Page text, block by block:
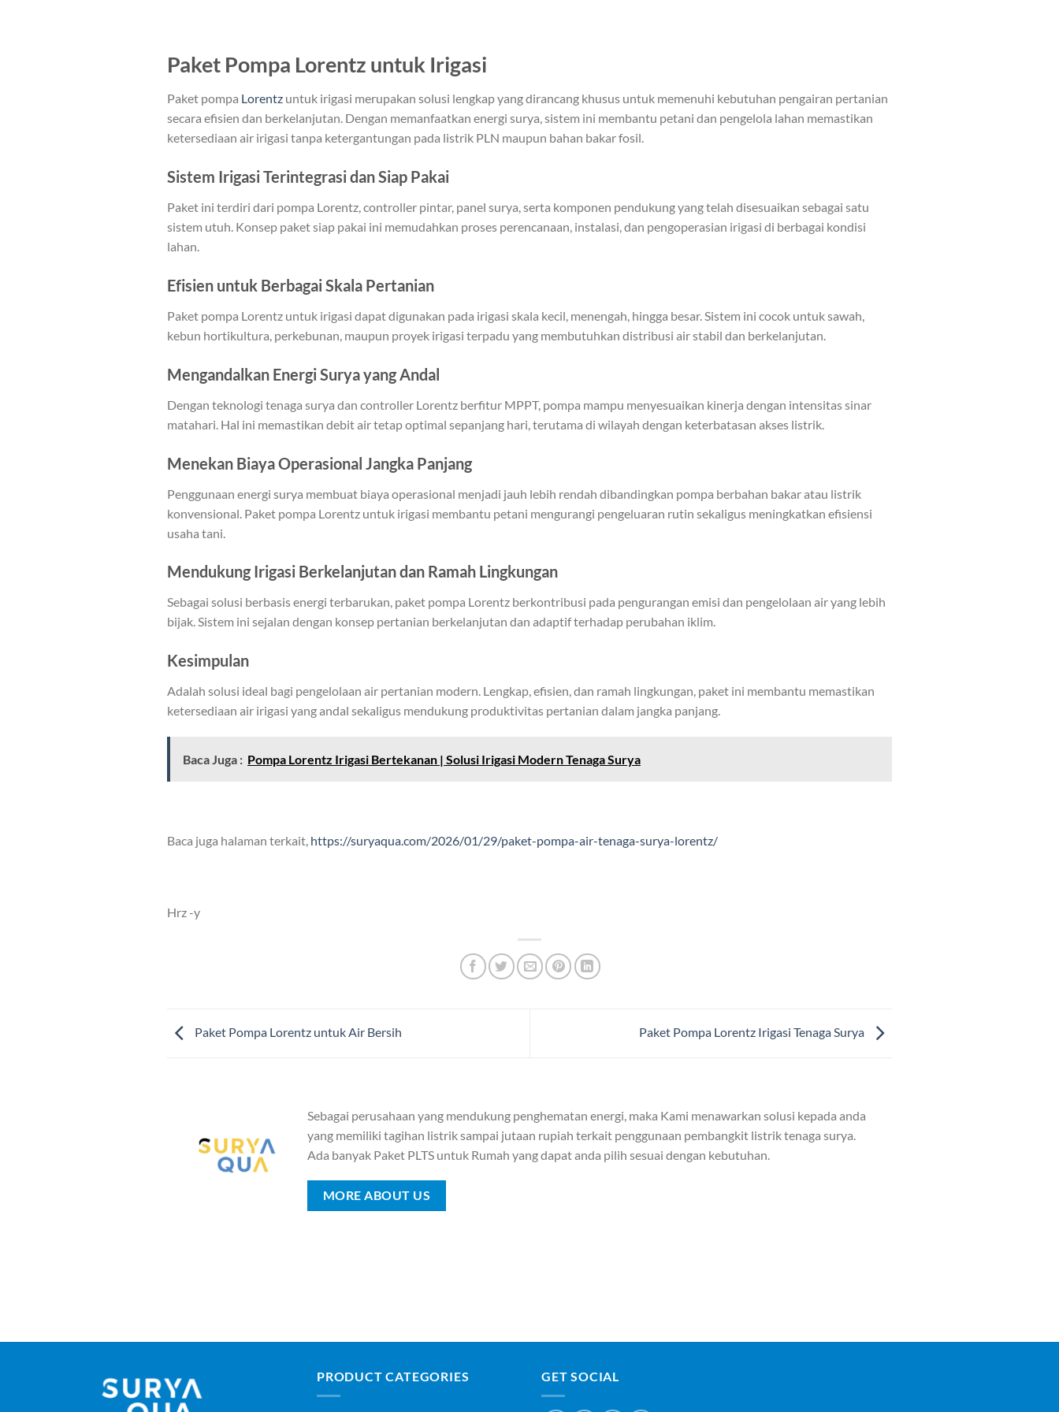
Paket Pompa Lorentz untuk Irigasi
Paket pompa Lorentz untuk irigasi merupakan solusi lengkap yang dirancang khusus untuk memenuhi kebutuhan pengairan pertanian
secara efisien dan berkelanjutan. Dengan memanfaatkan energi surya, sistem ini membantu petani dan pengelola lahan memastikan
ketersediaan air irigasi tanpa ketergantungan pada listrik PLN maupun bahan bakar fosil.
Sistem Irigasi Terintegrasi dan Siap Pakai
Paket ini terdiri dari pompa Lorentz, controller pintar, panel surya, serta komponen pendukung yang telah disesuaikan sebagai satu
sistem utuh. Konsep paket siap pakai ini memudahkan proses perencanaan, instalasi, dan pengoperasian irigasi di berbagai kondisi
lahan.
Efisien untuk Berbagai Skala Pertanian
Paket pompa Lorentz untuk irigasi dapat digunakan pada irigasi skala kecil, menengah, hingga besar. Sistem ini cocok untuk sawah,
kebun hortikultura, perkebunan, maupun proyek irigasi terpadu yang membutuhkan distribusi air stabil dan berkelanjutan.
Mengandalkan Energi Surya yang Andal
Dengan teknologi tenaga surya dan controller Lorentz berfitur MPPT, pompa mampu menyesuaikan kinerja dengan intensitas sinar
matahari. Hal ini memastikan debit air tetap optimal sepanjang hari, terutama di wilayah dengan keterbatasan akses listrik.
Menekan Biaya Operasional Jangka Panjang
Penggunaan energi surya membuat biaya operasional menjadi jauh lebih rendah dibandingkan pompa berbahan bakar atau listrik
konvensional. Paket pompa Lorentz untuk irigasi membantu petani mengurangi pengeluaran rutin sekaligus meningkatkan efisiensi
usaha tani.
Mendukung Irigasi Berkelanjutan dan Ramah Lingkungan
Sebagai solusi berbasis energi terbarukan, paket pompa Lorentz berkontribusi pada pengurangan emisi dan pengelolaan air yang lebih
bijak. Sistem ini sejalan dengan konsep pertanian berkelanjutan dan adaptif terhadap perubahan iklim.
Kesimpulan
Adalah solusi ideal bagi pengelolaan air pertanian modern. Lengkap, efisien, dan ramah lingkungan, paket ini membantu memastikan
ketersediaan air irigasi yang andal sekaligus mendukung produktivitas pertanian dalam jangka panjang.
Baca Juga : Pompa Lorentz Irigasi Bertekanan | Solusi Irigasi Modern Tenaga Surya
Baca juga halaman terkait, https://suryaqua.com/2026/01/29/paket-pompa-air-tenaga-surya-lorentz/
Hrz -y
Paket Pompa Lorentz untuk Air Bersih Paket Pompa Lorentz Irigasi Tenaga Surya
Sebagai perusahaan yang mendukung penghematan energi, maka Kami menawarkan solusi kepada anda
yang memiliki tagihan listrik sampai jutaan rupiah terkait penggunaan pembangkit listrik tenaga surya.
Ada banyak Paket PLTS untuk Rumah yang dapat anda pilih sesuai dengan kebutuhan.
MORE ABOUT US
PRODUCT CATEGORIES GET SOCIAL